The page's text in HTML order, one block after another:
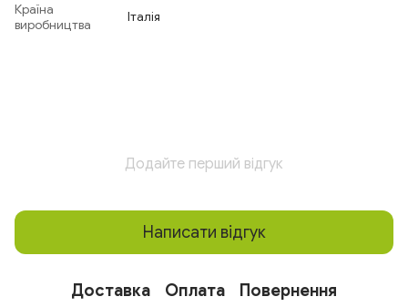
Країна
виробництва
Італія
Додайте перший відгук
Написати відгук
Доставка Оплата Повернення